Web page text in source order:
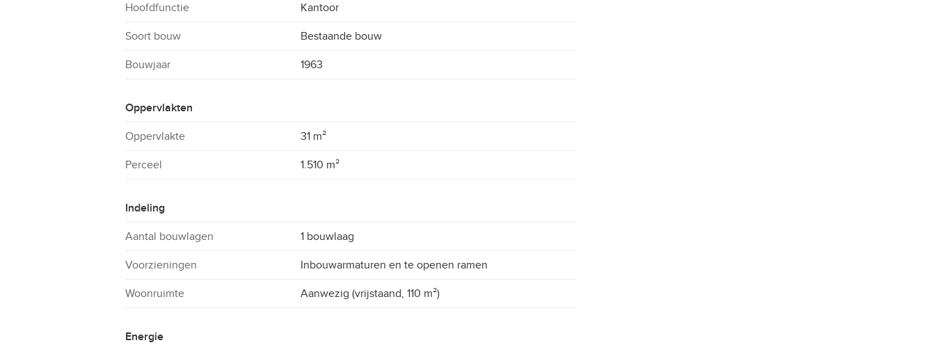
Hoofdfunctie Kantoor
Soort bouw Bestaande bouw
Bouwjaar 1963
Oppervlakten
Oppervlakte 31 m²
Perceel 1.510 m²
Indeling
Aantal bouwlagen 1 bouwlaag
Voorzieningen Inbouwarmaturen en te openen ramen
Woonruimte Aanwezig (vrijstaand, 110 m²)
Energie